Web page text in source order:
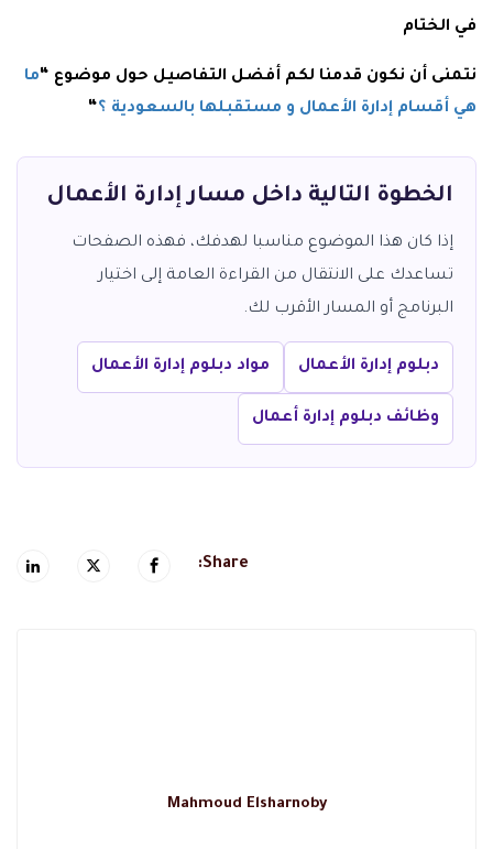
في الختام
نتمنى أن نكون قدمنا لكم أفضل التفاصيل حول موضوع “ما
هي أقسام إدارة الأعمال و مستقبلها بالسعودية ؟“
الخطوة التالية داخل مسار إدارة الأعمال
إذا كان هذا الموضوع مناسبا لهدفك، فهذه الصفحات
تساعدك على الانتقال من القراءة العامة إلى اختيار
البرنامج أو المسار الأقرب لك.
دبلوم إدارة الأعمال مواد دبلوم إدارة الأعمال
وظائف دبلوم إدارة أعمال
Share:
Mahmoud Elsharnoby